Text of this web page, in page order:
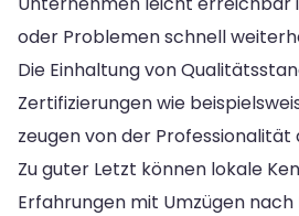
oder Problemen schnell
Die Einhaltung von
Zertifizierungen wie
zeugen von der Professionalität
Zu guter Letzt können lokale
Erfahrungen mit Umzügen